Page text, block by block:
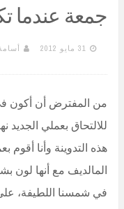
جمعة عندما
31 مايو 2012
من المفترض أن أكون
للالتحاق بعملي
هذه التدوينة وأنا
المالديف مع أنها لون
في شمسنا اللطيفة،